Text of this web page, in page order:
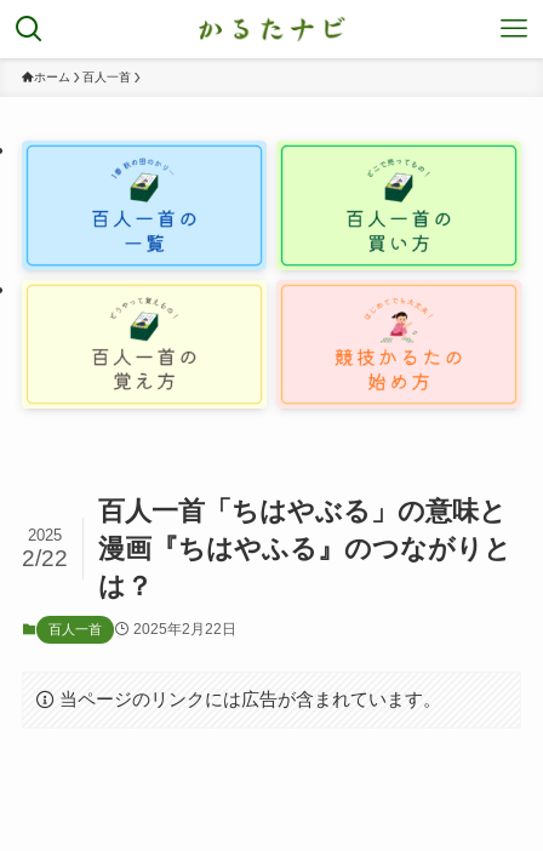
ホーム 百人一首
百人一首「ちはやぶる」の意味と
漫画『ちはやふる』のつながりと
は？
2025
2/22
百人一首 2025年2月22日
当ページのリンクには広告が含まれています。